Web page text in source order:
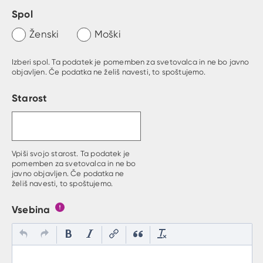
Spol
Ženski Moški
Izberi spol. Ta podatek je pomemben za svetovalca in ne bo javno
objavljen. Če podatka ne želiš navesti, to spoštujemo.
Starost
Vpiši svojo starost. Ta podatek je
pomemben za svetovalca in ne bo
javno objavljen. Če podatka ne
želiš navesti, to spoštujemo.
Vsebina